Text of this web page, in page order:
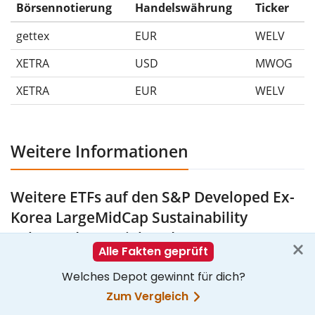
Börsennotierung Handelswährung
Ticker
gettex
EUR
WELV
XETRA
USD
MWOG
XETRA
EUR WELV
Weitere Informationen
Weitere ETFs auf den S&P Developed Ex-
Korea LargeMidCap Sustainability
Enhanced Materials Index
in Mio. €
(AuM)
TER
p.a.